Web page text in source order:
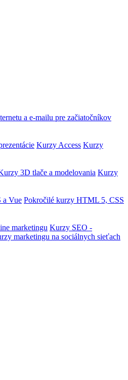
a e-mailu pre začiatočníkov
Kurzy Access Kurzy
3D tlače a modelovania Kurzy
a Vue Pokročilé kurzy HTML 5, CSS
marketingu Kurzy SEO -
marketingu na sociálnych sieťach